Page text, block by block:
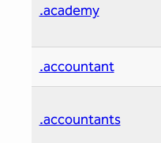
.academy
.accountant
.accountants